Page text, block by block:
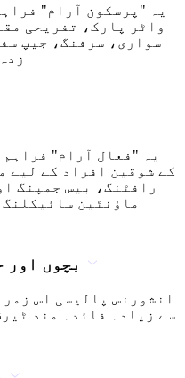
یہ "پرسکون آرام"
واٹر پارک، تفریحی
سواری، سرفنگ، جیپ
یہ "فعال آرام"
کے شوقین افراد کے لیے
رافٹنگ، بیس جمپنگ
ماؤنٹین
بچوں اور
سے زیادہ فائدہ مند